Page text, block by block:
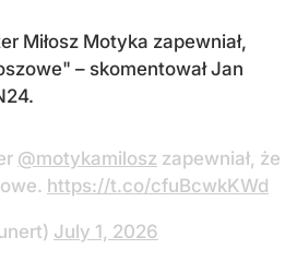
Miłosz Motyka zapewniał,
– skomentował Jan
@motykamilosz zapewniał, że
https://t.co/cfuBcwkKWd
July 1, 2026